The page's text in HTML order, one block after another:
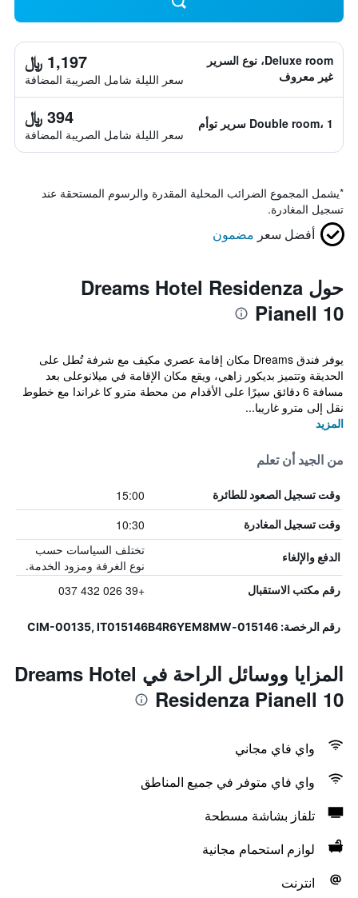
Deluxe room، نوع السرير
غير معروف
1,197 ﷼
سعر الليلة شامل الصريبة المضافة
Double room، 1 سرير توأم 394 ﷼
سعر الليلة شامل الصريبة المضافة
*يشمل المجموع الضرائب المحلية المقدرة والرسوم المستحقة عند
تسجيل المغادرة.
أفضل سعر مضمون
حول Dreams Hotel Residenza
Pianell 10
يوفر فندق Dreams مكان إقامة عصري مكيف مع شرفة تُطل على
الحديقة وتتميز بديكور زاهي، ويقع مكان الإقامة في ميلانوعلى بعد
مسافة 6 دقائق سيرًا على الأقدام من محطة مترو كا غراندا مع خطوط
نقل إلى مترو غاريبا...
المزيد
من الجيد أن تعلم
وقت تسجيل الصعود للطائرة 15:00
وقت تسجيل المغادرة 10:30
الدفع والإلغاء
تختلف السياسات حسب
نوع الغرفة ومزود الخدمة.
رقم مكتب الاستقبال +39 026 432 037
رقم الرخصة: 015146-CIM-00135, IT015146B4R6YEM8MW
المزايا ووسائل الراحة في Dreams Hotel
Residenza Pianell 10
واي فاي مجاني
واي فاي متوفر في جميع المناطق
تلفاز بشاشة مسطحة
لوازم استحمام مجانية
انترنت